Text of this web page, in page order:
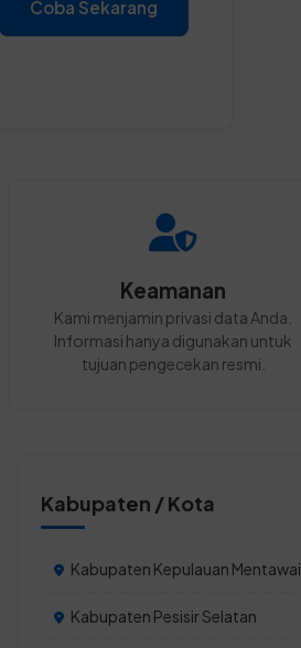
Coba Sekarang
Keamanan
Kami menjamin privasi data Anda.
Informasi hanya digunakan untuk
tujuan pengecekan resmi.
Kabupaten / Kota
Kabupaten Kepulauan Mentawai
Kabupaten Pesisir Selatan